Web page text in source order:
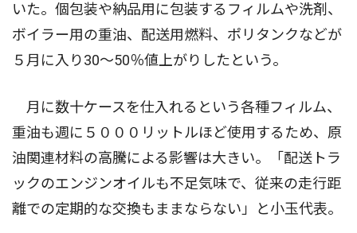
いた。個包装や納品用に包装するフィルムや洗剤、
ボイラー用の重油、配送用燃料、ポリタンクなどが
５月に入り30〜50％値上がりしたという。
月に数十ケースを仕入れるという各種フィルム、
重油も週に５０００リットルほど使用するため、原
油関連材料の高騰による影響は大きい。「配送トラ
ックのエンジンオイルも不足気味で、従来の走行距
離での定期的な交換もままならない」と小玉代表。